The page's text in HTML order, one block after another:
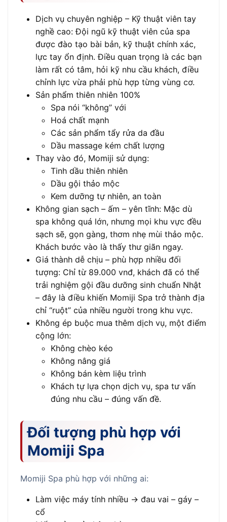
Dịch vụ chuyên nghiệp – Kỹ thuật viên tay
nghề cao: Đội ngũ kỹ thuật viên của spa
được đào tạo bài bản, kỹ thuật chính xác,
lực tay ổn định. Điều quan trọng là các bạn
làm rất có tâm, hỏi kỹ nhu cầu khách, điều
chỉnh lực vừa phải phù hợp từng vùng cơ.
Sản phẩm thiên nhiên 100%
Spa nói “không” với
Hoá chất mạnh
Các sản phẩm tẩy rửa da đầu
Dầu massage kém chất lượng
Thay vào đó, Momiji sử dụng:
Tinh dầu thiên nhiên
Dầu gội thảo mộc
Kem dưỡng tự nhiên, an toàn
Không gian sạch – ấm – yên tĩnh: Mặc dù
spa không quá lớn, nhưng mọi khu vực đều
sạch sẽ, gọn gàng, thơm nhẹ mùi thảo mộc.
Khách bước vào là thấy thư giãn ngay.
Giá thành dễ chịu – phù hợp nhiều đối
tượng: Chỉ từ 89.000 vnđ, khách đã có thể
trải nghiệm gội đầu dưỡng sinh chuẩn Nhật
– đây là điều khiến Momiji Spa trở thành địa
chỉ “ruột” của nhiều người trong khu vực.
Không ép buộc mua thêm dịch vụ, một điểm
cộng lớn:
Không chèo kéo
Không nâng giá
Không bán kèm liệu trình
Khách tự lựa chọn dịch vụ, spa tư vấn
đúng nhu cầu – đúng vấn đề.
Đối tượng phù hợp với
Momiji Spa
Momiji Spa phù hợp với những ai:
Làm việc máy tính nhiều → đau vai – gáy –
cổ